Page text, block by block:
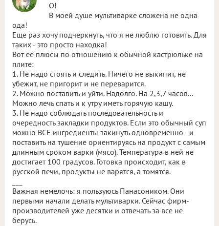
О!
В моей душе мультиварке сложена не одна
ода!
Еще раз хочу подчеркнуть, что я не люблю готовить. Для
таких - это просто находка!
Вот ее плюсы по отношению к обычной кастрюльке на
плите:
1. Не надо стоять и следить. Ничего не выкипит, не
убежит, не пригорит и не переварится.
2. Можно поставить и уйти. Надолго. На 2,3,7 часов...
Можно лечь спать и к утру иметь горячую кашу.
3. Не надо соблюдать последовательность и
очередность закладки продуктов. Если это обычный суп
можно ВСЕ ингредиенты закинуть одновременно - и
поставить на тушение ориентируясь на продукт с самым
длинным сроком варки (мясо). Температура в ней не
достигает 100 градусов. Готовка происходит, как в
русской печи, продукты не варятся, а томятся.
Важная немелочь: я пользуюсь Панасоником. Они
первыми начали делать мультиварки. Сейчас фирм-
производителей уже десятки и отвечать за все не
берусь.